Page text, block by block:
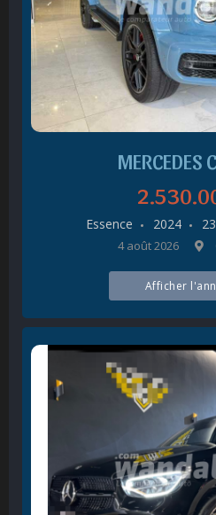
MERCEDES
Essence 2024
4 août 2026
Afficher